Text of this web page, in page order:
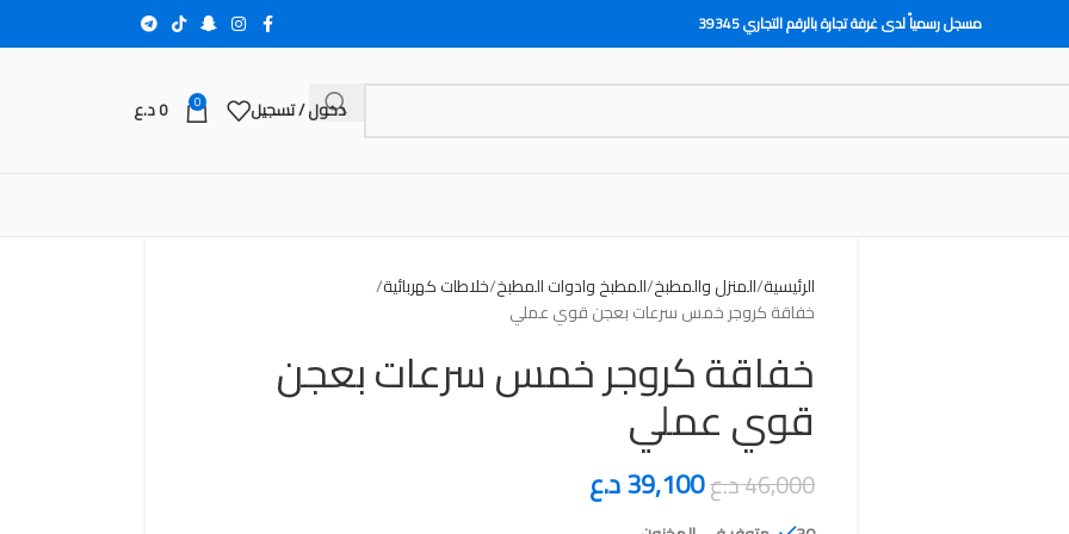
مسجل رسمياً لدى غرفة تجارة بالرقم التجاري 39345
دخول / تسجيل 0
0د.ع
الرئيسية المنزل والمطبخ المطبخ وادوات المطبخ خلاطات كهربائية
خفاقة كروجر خمس سرعات بعجن قوي عملي
خفاقة كروجر خمس سرعات بعجن
قوي عملي
46,000د.ع39,100د.ع